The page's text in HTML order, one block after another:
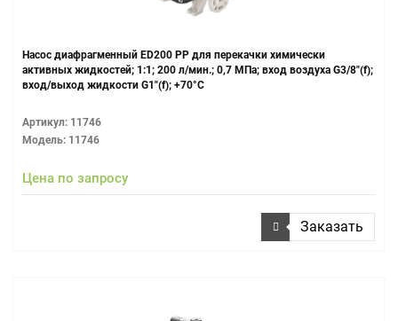
Насос диафрагменный ED200 PP для перекачки химически
активных жидкостей; 1:1; 200 л/мин.; 0,7 МПа; вход воздуха G3/8"(f);
вход/выход жидкости G1"(f); +70°С
Артикул: 11746
Модель: 11746
Цена по запросу
Заказать